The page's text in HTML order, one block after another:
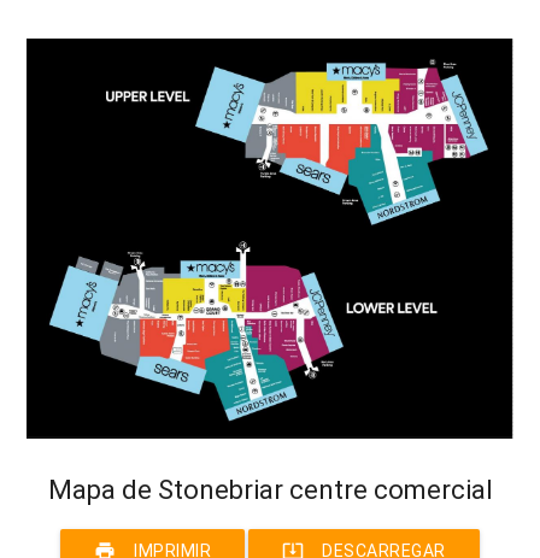
Mapa de Stonebriar centre comercial
print IMPRIMIR system_update_alt DESCARREGAR